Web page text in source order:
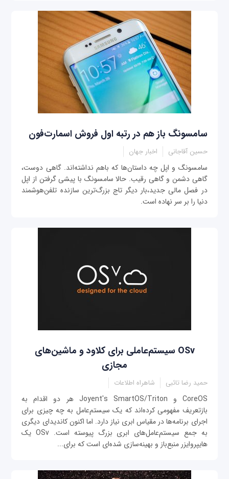
سامسونگ باز هم در رتبه اول فروش اسمارت‌فون
حسین آقاجانی اخبار جهان
سامسونگ و اپل چه داستان‌ها که باهم نداشته‌اند. گاهی دوست،
گاهی دشمن و گاهی رقیب. حالا سامسونگ با پیشی گرفتن از اپل
در فصل مالی جدید،بار دیگر تاج بزرگ‌ترین سازنده تلفن‌هوشمند
دنیا را بر سر نهاده است.
OSv سیستم‌عاملی برای کلاود و ماشین‌های
مجازی
حمید رضا تائبی شاهراه اطلاعات
CoreOS و Joyent's SmartOS/Triton هر دو اقدام به
بازتعریف مفهومی کرده‌اند که یک سیستم‌عامل به چه چیزی برای
اجرای برنامه‌ها در مقیاس ابری نیاز دارد. اما اکنون کاندیدای دیگری
به جمع سیستم‌عامل‌های ابری بزرگ پیوسته است. OSv یک
هایپروایزر منبع‌باز و بهینه‌سازی شده‌ای است که برای...